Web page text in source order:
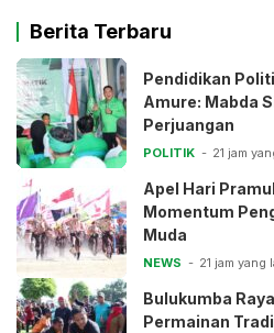
Berita Terbaru
Pendidikan
Amure: Mabda
Perjuangan
POLITIK 21 jam
Apel Hari
Momentum
Muda
NEWS 21 jam yang
Bulukumba
Permainan